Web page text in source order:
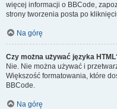
więcej informacji o BBCode,
strony tworzenia posta po
Na górę
Czy można używać języka
Nie. Nie można używać i
Większość formatowania, które
BBCode.
Na górę